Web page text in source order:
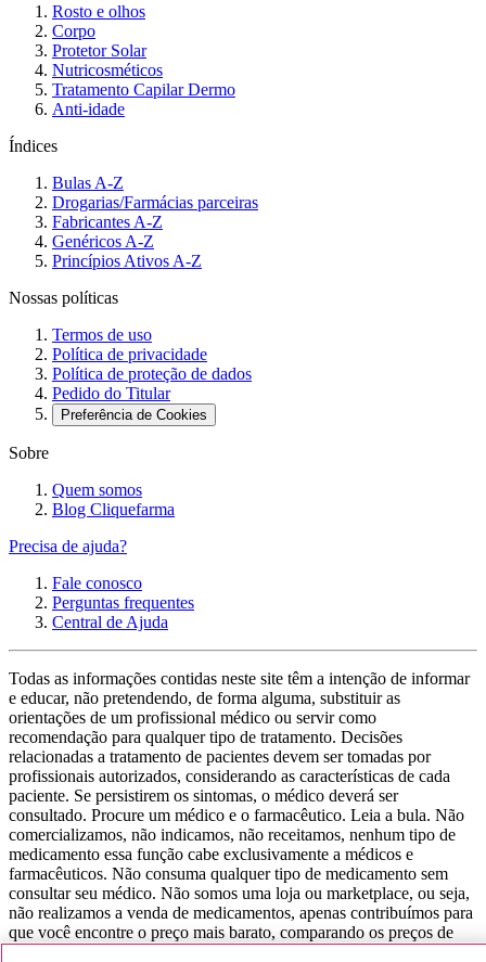
Rosto e olhos
Corpo
Protetor Solar
Nutricosméticos
Tratamento Capilar Dermo
Anti-idade
Índices
Bulas A-Z
Drogarias/Farmácias parceiras
Fabricantes A-Z
Genéricos A-Z
Princípios Ativos A-Z
Nossas políticas
Termos de uso
Política de privacidade
Política de proteção de dados
Pedido do Titular
Preferência de Cookies
Sobre
Quem somos
Blog Cliquefarma
Precisa de ajuda?
Fale conosco
Perguntas frequentes
Central de Ajuda
Todas as informações contidas neste site têm a intenção de informar
e educar, não pretendendo, de forma alguma, substituir as
orientações de um profissional médico ou servir como
recomendação para qualquer tipo de tratamento. Decisões
relacionadas a tratamento de pacientes devem ser tomadas por
profissionais autorizados, considerando as características de cada
paciente. Se persistirem os sintomas, o médico deverá ser
consultado. Procure um médico e o farmacêutico. Leia a bula. Não
comercializamos, não indicamos, não receitamos, nenhum tipo de
medicamento essa função cabe exclusivamente a médicos e
farmacêuticos. Não consuma qualquer tipo de medicamento sem
consultar seu médico. Não somos uma loja ou marketplace, ou seja,
não realizamos a venda de medicamentos, apenas contribuímos para
que você encontre o preço mais barato, comparando os preços de